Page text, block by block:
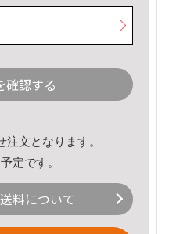
確認する
文となります。
定です。
料について